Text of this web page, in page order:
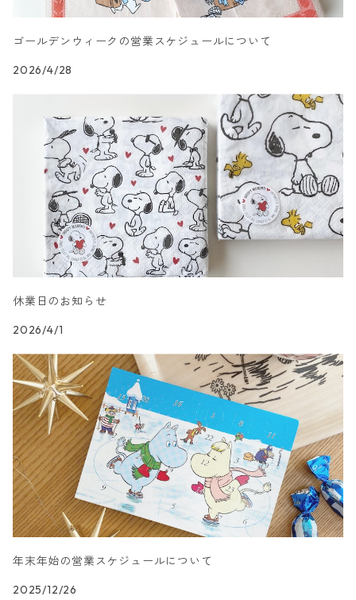
家・建物・都市柄
人物・妖精柄
陶磁器柄
音楽柄
模様柄
抽象柄
キャラクター柄
文字柄
アート柄
エスニック柄
カクテルサイズ
ランチサイズ
カクテルサイズ
ドイツ製 TETE a TETE/テータテート
ランチサイズ
カクテルサイズ
ドイツ製 Paper+Design
ランチサイズ
カクテルサイズ
ドイツ製 Stewo/スティーボ
ランチサイズ
カクテルサイズ
ドイツ製 Emma Bridgewater
ランチサイズ
ドイツ製 Nouveau/ヌーボー
カクテルサイズ
ランチサイズ
カクテルサイズ
ドイツ製 Sagen Vintage
ランチサイズ
カクテルサイズ
ドイツ製 Villeroy&Boch
ランチサイズ
カクテルサイズ
ドイツ製 artablo/アルタブロ
ランチサイズ
カクテルサイズ
ドイツ製 PAPSTAR/パップスター
ランチサイズ
ドイツ製 sovie/ソフィー
ゴールデンウィークの営業スケジュールについて
2026/4/28
休業日のお知らせ
2026/4/1
年末年始の営業スケジュールについて
2025/12/26